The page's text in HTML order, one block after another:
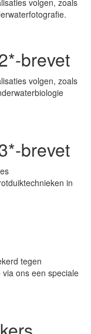
volgen, zoals
brevet
volgen, zoals
brevet
in
tegen
ons een speciale